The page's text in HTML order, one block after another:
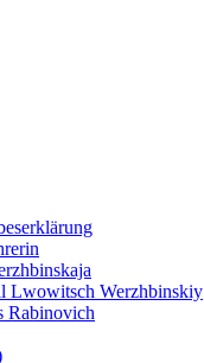
Lwowitsch Werzhbinskiy
Rabinovich